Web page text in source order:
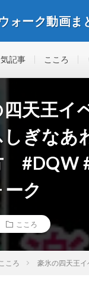
ォーク動画ま
気記事 こころ
四天王
ぎなあ
#DQW
ク
こころ
ころ 豪氷の四天王